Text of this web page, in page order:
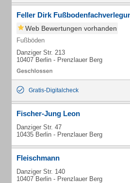
Feller Dirk
Web Bewertungen vorhanden
Fußböden
Danziger Str. 213
10407 Berlin - Prenzlauer Berg
Gratis-Digitalcheck
Fischer-Jung Leon
Danziger Str. 47
10435 Berlin - Prenzlauer Berg
Fleischmann
Danziger Str. 140
10407 Berlin - Prenzlauer Berg